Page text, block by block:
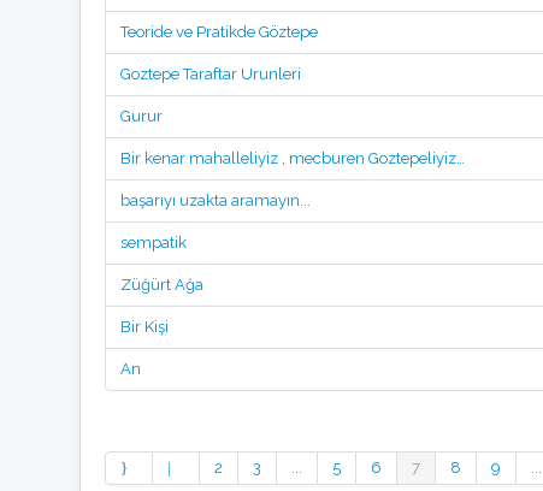
Teoride ve Pratikde Göztepe
Goztepe Taraftar Urunleri
Gurur
Bir kenar mahalleliyiz , mecburen Goztepeliyiz…
başarıyı uzakta aramayın...
sempatik
Züğürt Ağa
Bir Kişi
An
2 3 5 6 7 8 9